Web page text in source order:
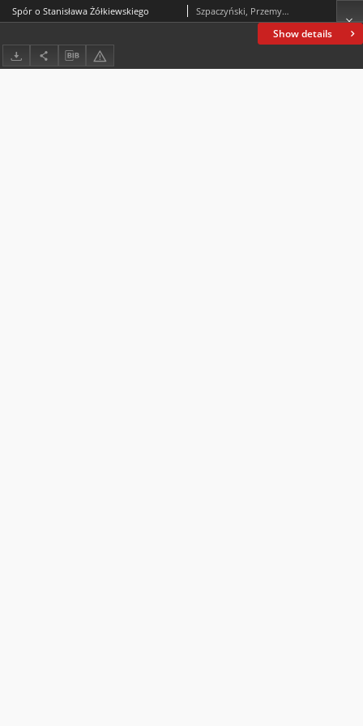
Show details
Spór o Stanisława Żółkiewskiego Szpaczyński, Przemysław P.